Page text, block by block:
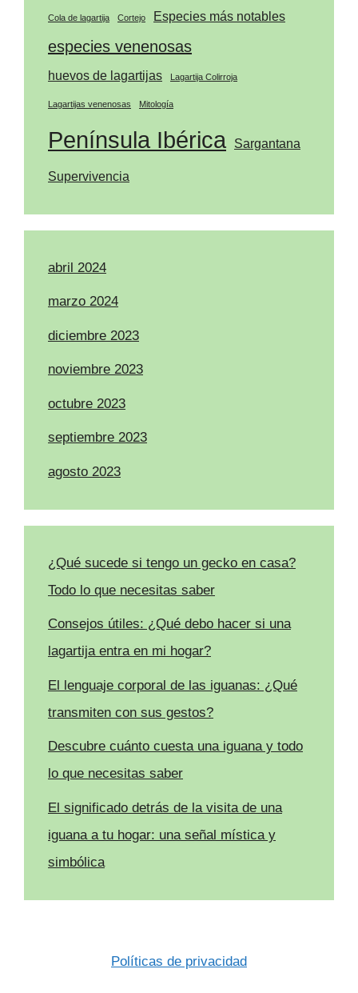
Cola de lagartija Cortejo Especies más notables
especies venenosas
huevos de lagartijas Lagartija Colirroja
Lagartijas venenosas Mitología
Península Ibérica Sargantana
Supervivencia
abril 2024
marzo 2024
diciembre 2023
noviembre 2023
octubre 2023
septiembre 2023
agosto 2023
¿Qué sucede si tengo un gecko en casa?
Todo lo que necesitas saber
Consejos útiles: ¿Qué debo hacer si una
lagartija entra en mi hogar?
El lenguaje corporal de las iguanas: ¿Qué
transmiten con sus gestos?
Descubre cuánto cuesta una iguana y todo
lo que necesitas saber
El significado detrás de la visita de una
iguana a tu hogar: una señal mística y
simbólica
Políticas de privacidad